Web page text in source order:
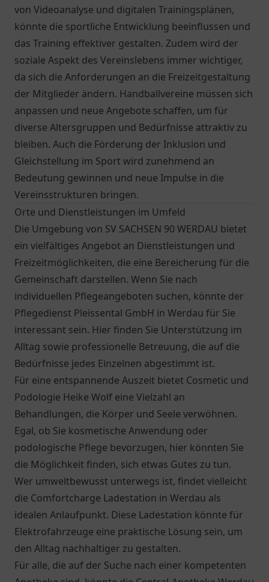
von Videoanalyse und digitalen Trainingsplänen,
könnte die sportliche Entwicklung beeinflussen und
das Training effektiver gestalten. Zudem wird der
soziale Aspekt des Vereinslebens immer wichtiger,
da sich die Anforderungen an die Freizeitgestaltung
der Mitglieder ändern. Handballvereine müssen sich
anpassen und neue Angebote schaffen, um für
diverse Altersgruppen und Bedürfnisse attraktiv zu
bleiben. Auch die Förderung der Inklusion und
Gleichstellung im Sport wird zunehmend an
Bedeutung gewinnen und neue Impulse in die
Vereinsstrukturen bringen.
Orte und Dienstleistungen im Umfeld
Die Umgebung von SV SACHSEN 90 WERDAU bietet
ein vielfältiges Angebot an Dienstleistungen und
Freizeitmöglichkeiten, die eine Bereicherung für die
Gemeinschaft darstellen. Wenn Sie nach
individuellen Pflegeangeboten suchen, könnte der
Pflegedienst Pleissental GmbH in Werdau für Sie
interessant sein. Hier finden Sie Unterstützung im
Alltag sowie professionelle Betreuung, die auf die
Bedürfnisse jedes Einzelnen abgestimmt ist.
Für eine entspannende Auszeit bietet Cosmetic und
Podologie Heike Wolf eine Vielzahl an
Behandlungen, die Körper und Seele verwöhnen.
Egal, ob Sie kosmetische Anwendung oder
podologische Pflege bevorzugen, hier könnten Sie
die Möglichkeit finden, sich etwas Gutes zu tun.
Wer umweltbewusst unterwegs ist, findet vielleicht
die Comfortcharge Ladestation in Werdau als
idealen Anlaufpunkt. Diese Ladestation könnte für
Elektrofahrzeuge eine praktische Lösung sein, um
den Alltag nachhaltiger zu gestalten.
Für alle, die auf der Suche nach einer kompetenten